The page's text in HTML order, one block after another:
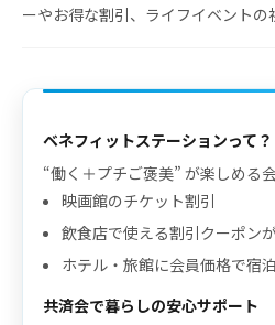
ーやお得な割引、ライフイベントの
ベネフィットステーションって？
“働く＋プチご褒美” が楽しめる
映画館のチケット割引
飲食店で使える割引クーポン
ホテル・旅館に会員価格で宿泊
共済会で暮らしの安心サポート